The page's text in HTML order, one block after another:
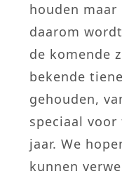
houden
daarom
de komende
bekende
gehouden,
speciaal
jaar. We
kunnen